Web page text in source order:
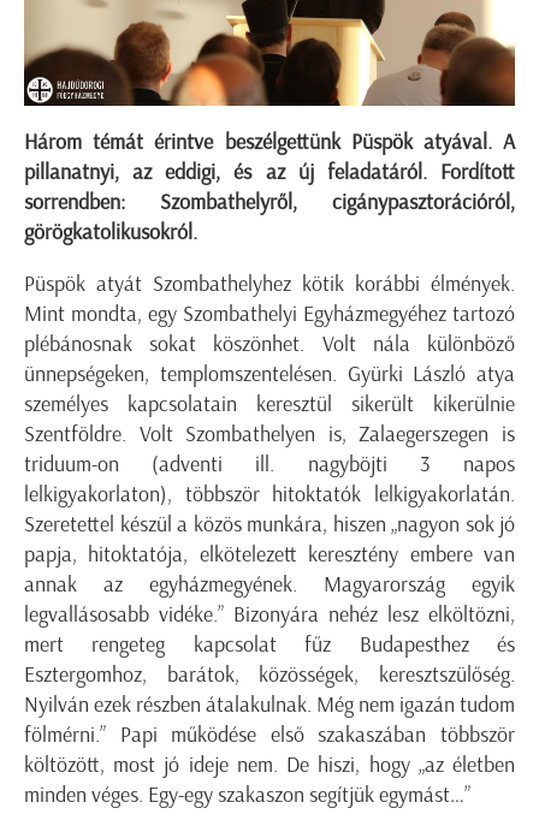
Három témát érintve beszélgettünk Püspök atyával. A
pillanatnyi, az eddigi, és az új feladatáról. Fordított
sorrendben: Szombathelyről, cigánypasztorációról,
görögkatolikusokról.
Püspök atyát Szombathelyhez kötik korábbi élmények.
Mint mondta, egy Szombathelyi Egyházmegyéhez tartozó
plébánosnak sokat köszönhet. Volt nála különböző
ünnepségeken, templomszentelésen. Gyürki László atya
személyes kapcsolatain keresztül sikerült kikerülnie
Szentföldre. Volt Szombathelyen is, Zalaegerszegen is
triduum-on (adventi ill. nagyböjti 3 napos
lelkigyakorlaton), többször hitoktatók lelkigyakorlatán.
Szeretettel készül a közös munkára, hiszen „nagyon sok jó
papja, hitoktatója, elkötelezett keresztény embere van
annak az egyházmegyének. Magyarország egyik
legvallásosabb vidéke.” Bizonyára nehéz lesz elköltözni,
mert rengeteg kapcsolat fűz Budapesthez és
Esztergomhoz, barátok, közösségek, keresztszülőség.
Nyilván ezek részben átalakulnak. Még nem igazán tudom
fölmérni.” Papi működése első szakaszában többször
költözött, most jó ideje nem. De hiszi, hogy „az életben
minden véges. Egy-egy szakaszon segítjük egymást…”